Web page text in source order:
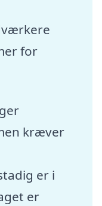
for
kræver
er i
er